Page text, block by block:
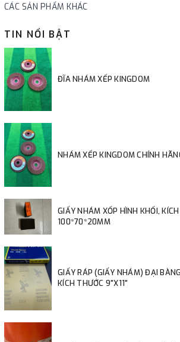
CÁC SẢN PHẨM KHÁC
TIN NỔI BẬT
ĐĨA NHÁM XẾP KINGDOM
NHÁM XẾP KINGDOM CHÍNH
GIẤY NHÁM XỐP HÌNH KHỐI,
100*70*20MM
GIẤY RÁP (GIẤY NHÁM) ĐẠI
KÍCH THƯỚC 9"X11"